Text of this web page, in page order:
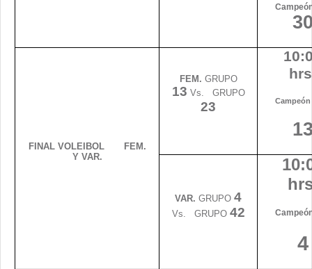
FINAL VOLEIBOL FEM.
Y VAR.
FEM. GRUPO
13 Vs. GRUPO
23 Campeón
VAR. GRUPO 4
Vs. GRUPO 42
4